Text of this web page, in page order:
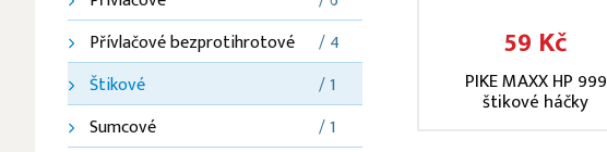
Přívlačové bezprotihrotové
/ 4
Štikové
/ 1
Sumcové
/ 1
59 Kč
PIKE MAXX HP 999
štikové háčky